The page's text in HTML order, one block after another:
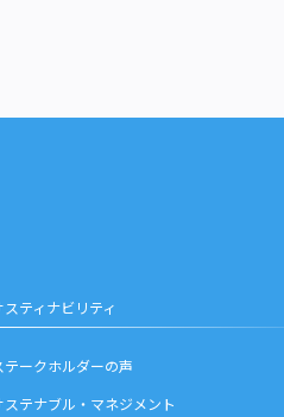
スティナビリティ
テークホルダーの声
ステナブル・マネジメント